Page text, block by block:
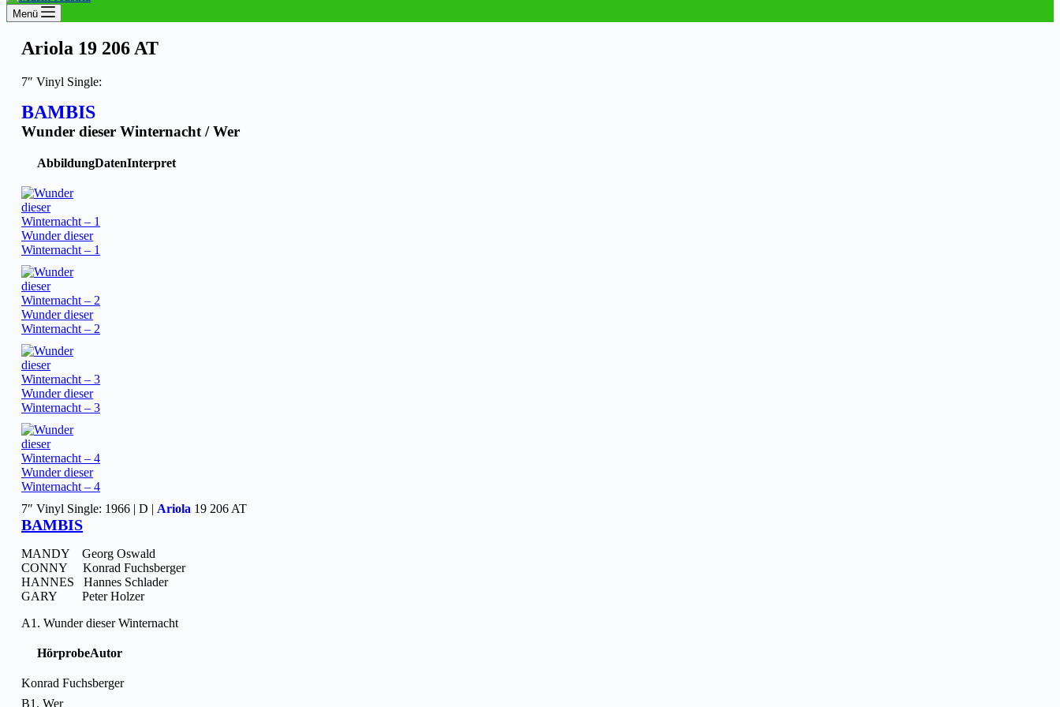
Menü
Ariola 19 206 AT
7″ Vinyl Single:
BAMBIS
Wunder dieser Winternacht / Wer
AbbildungDatenInterpret
Wunder dieser
Winternacht – 1
Wunder dieser
Winternacht – 2
Wunder dieser
Winternacht – 3
Wunder dieser
Winternacht – 4
7″ Vinyl Single: 1966 | D | Ariola 19 206 AT
BAMBIS
MANDY Georg Oswald
CONNY Konrad Fuchsberger
HANNES Hannes Schlader
GARY Peter Holzer
A1. Wunder dieser Winternacht
HörprobeAutor
Konrad Fuchsberger
B1. Wer